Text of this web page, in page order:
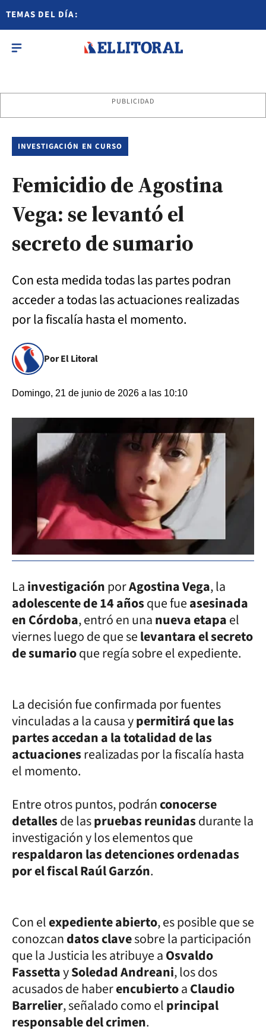
TEMAS DEL DÍA:
PUBLICIDAD
INVESTIGACIÓN EN CURSO
Femicidio de Agostina
Vega: se levantó el
secreto de sumario
Con esta medida todas las partes podran
acceder a todas las actuaciones realizadas
por la fiscalía hasta el momento.
Por El Litoral
Domingo, 21 de junio de 2026 a las 10:10
LainvestigaciónporAgostina Vega, la
adolescente de 14 añosque fueasesinada
en Córdoba, entró en unanueva etapael
viernes luego de que selevantara el secreto
de sumarioque regía sobre el expediente.
La decisión fue confirmada por fuentes
vinculadas a la causa ypermitirá que las
partes accedan a la totalidad de las
actuacionesrealizadas por la fiscalía hasta
el momento.
Entre otros puntos, podránconocerse
detallesde laspruebas reunidasdurante la
investigación y los elementos que
respaldaron las detenciones ordenadas
por el fiscal Raúl Garzón.
Con elexpediente abierto, es posible que se
conozcandatos clavesobre la participación
que la Justicia les atribuye aOsvaldo
FassettaySoledad Andreani, los dos
acusados de haberencubiertoaClaudio
Barrelier, señalado como elprincipal
responsable del crimen.